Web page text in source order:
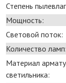
Степень
Мощность:
Световой поток:
Количество ламп:
Материал
светильника: